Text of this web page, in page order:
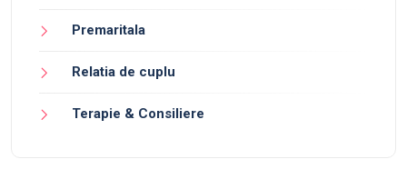
Premaritala
Relatia de cuplu
Terapie & Consiliere